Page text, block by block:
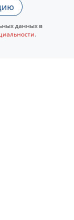
данных в
.